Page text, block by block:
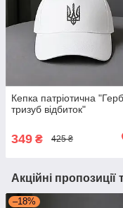
Кепка патріотична "Герб
тризуб відбиток"
349 ₴ 425 ₴
Акційні пропозиції
–18%